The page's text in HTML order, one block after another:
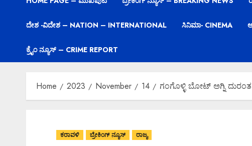
ದೇಶ -ವಿದೇಶ – NATION – INTERNATIONAL ಸಿನಿಮಾ- CINEMA
ಕ್ರೈಂ ನ್ಯೂಸ್ – CRIME REPORT
Home 2023 November 14 ಗಂಗೊಳ್ಳಿ ಬೋಟ್ ಅಗ್ನಿ
ಕರಾವಳಿ ಬ್ರೇಕಿಂಗ್ ನ್ಯೂಸ್ ರಾಜ್ಯ